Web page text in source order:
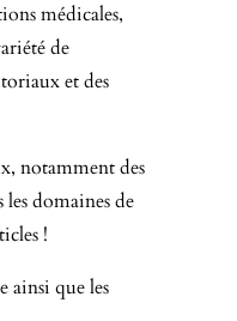
médicales,
de
et des
notamment des
domaines de
!
ainsi que les